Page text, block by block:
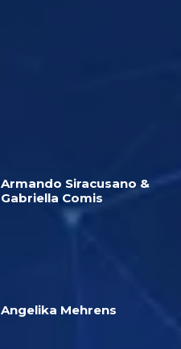
Armando Siracusano &
Gabriella Comis
Angelika Mehrens